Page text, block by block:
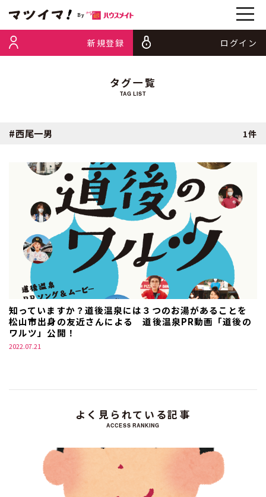
新規登録 ログイン
タグ一覧
TAG LIST
#西尾一男 1件
知っていますか？道後温泉には３つのお湯があることを
松山市出身の友近さんによる 道後温泉PR動画「道後の
ワルツ」公開！
2022.07.21
よく見られている記事
ACCESS RANKING